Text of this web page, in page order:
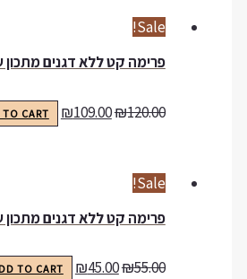
Sale!
פרימה קט ללא דגנים מתכון עוף
₪120.00
₪109.00
TO CART
Sale!
פרימה קט ללא דגנים מתכון עוף
₪55.00
₪45.00
ADD TO CART